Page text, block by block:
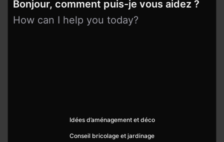
Bonjour, comment puis-je vous aidez ?
How can I help you today?
Idées d’aménagement et déco
Conseil bricolage et jardinage